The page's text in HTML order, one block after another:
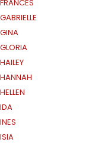
FRANCES
GABRIELLE
GINA
GLORIA
HAILEY
HANNAH
HELLEN
IDA
INES
ISIA